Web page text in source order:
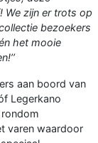
We zijn er trots op
bezoekers
het mooie
aan boord van
Legerkano
varen waardoor